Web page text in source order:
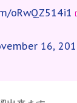
oRwQZ514i1
16,